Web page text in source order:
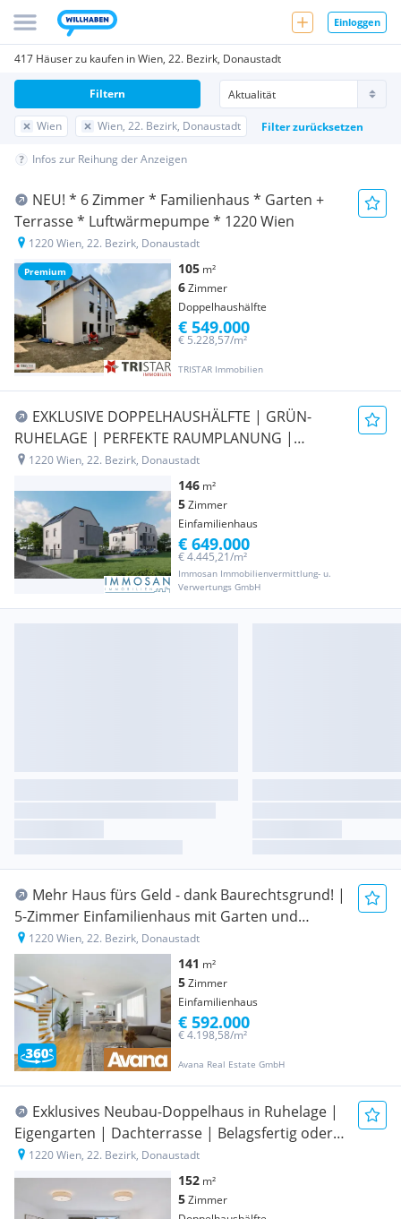
Einloggen
417 Häuser zu kaufen in Wien, 22. Bezirk, Donaustadt
Wien Wien, 22. Bezirk, Donaustadt Filter zurücksetzen
Filtern
Infos zur Reihung der Anzeigen
Premium
NEU! * 6 Zimmer * Familienhaus * Garten +
Terrasse * Luftwärmepumpe * 1220 Wien
1220 Wien, 22. Bezirk, Donaustadt
105 m²
6Zimmer
Doppelhaushälfte
TRISTAR Immobilien
€ 5.228,57/m²
€ 549.000
EXKLUSIVE DOPPELHAUSHÄLFTE | GRÜN-
RUHELAGE | PERFEKTE RAUMPLANUNG |
ERSTBEZUG | PROVISIONSFREI
1220 Wien, 22. Bezirk, Donaustadt
146 m²
5Zimmer
Einfamilienhaus
Immosan Immobilienvermittlung- u.
Verwertungs GmbH
€ 4.445,21/m²
€ 649.000
Mehr Haus fürs Geld - dank Baurechtsgrund! |
5-Zimmer Einfamilienhaus mit Garten und
Parkplatz | 1220 Wien
1220 Wien, 22. Bezirk, Donaustadt
141 m²
5Zimmer
Einfamilienhaus
Avana Real Estate GmbH
€ 4.198,58/m²
€ 592.000
Exklusives Neubau-Doppelhaus in Ruhelage |
Eigengarten | Dachterrasse | Belagsfertig oder
schlüsselfertig
1220 Wien, 22. Bezirk, Donaustadt
152 m²
5Zimmer